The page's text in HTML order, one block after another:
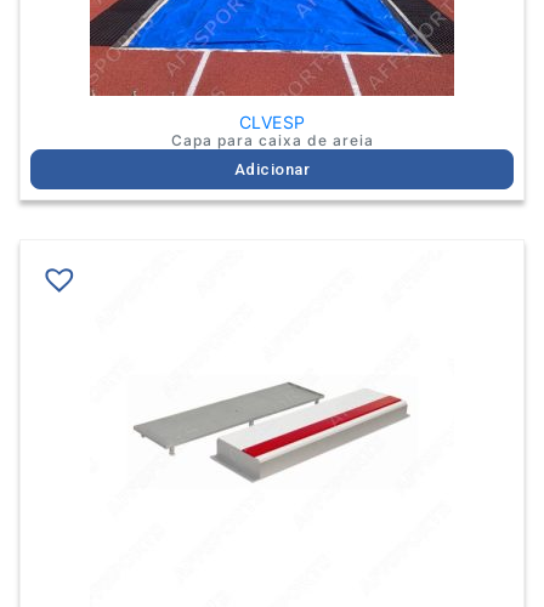
CLVESP
Capa para caixa de areia
Adicionar